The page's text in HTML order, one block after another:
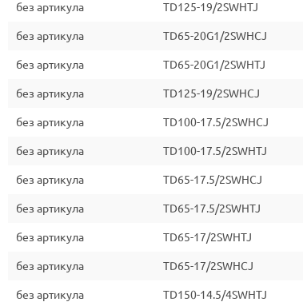
без артикула TD125-19/2SWHTJ
без артикула TD65-20G1/2SWHCJ
без артикула TD65-20G1/2SWHTJ
без артикула TD125-19/2SWHCJ
без артикула TD100-17.5/2SWHCJ
без артикула TD100-17.5/2SWHTJ
без артикула TD65-17.5/2SWHCJ
без артикула TD65-17.5/2SWHTJ
без артикула TD65-17/2SWHTJ
без артикула TD65-17/2SWHCJ
без артикула TD150-14.5/4SWHTJ